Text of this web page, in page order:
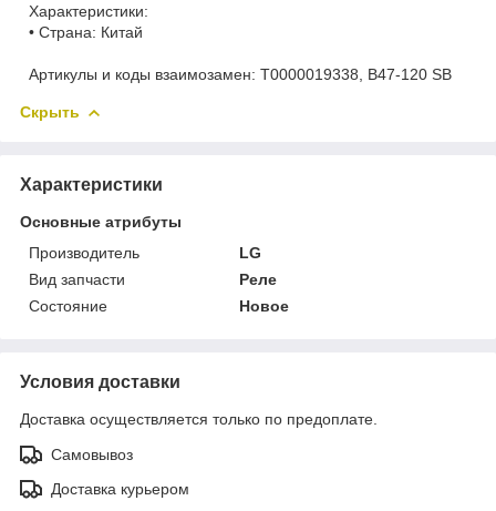
Характеристики:
• Страна: Китай
Артикулы и коды взаимозамен: Т0000019338, B47-120 SB
Скрыть
Характеристики
Основные атрибуты
Производитель
LG
Вид запчасти
Реле
Состояние
Новое
Условия доставки
Доставка осуществляется только по предоплате.
Самовывоз
Доставка курьером